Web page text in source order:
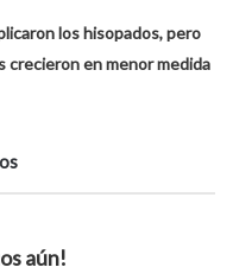
los hisopados, pero
crecieron en menor medida
aún!